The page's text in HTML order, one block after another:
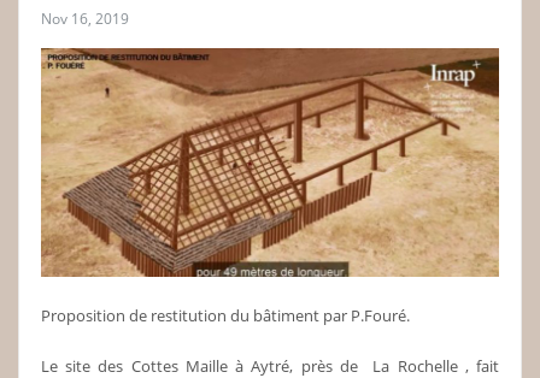
Nov 16, 2019
Proposition de restitution du bâtiment par P.Fouré.
Le site des Cottes Maille à Aytré, près de La Rochelle , fait